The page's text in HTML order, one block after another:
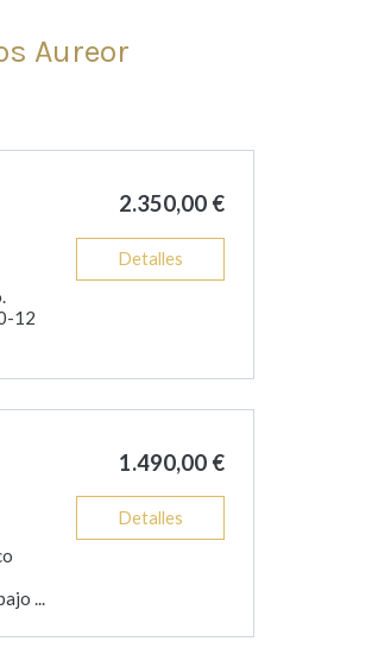
Aureor
12
2.350,00 €
Detalles
...
1.490,00 €
Detalles